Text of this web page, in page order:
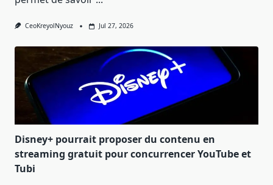
CeoKreyolNyouz Jul 27, 2026
Disney+ pourrait proposer du contenu en
streaming gratuit pour concurrencer YouTube et
Tubi